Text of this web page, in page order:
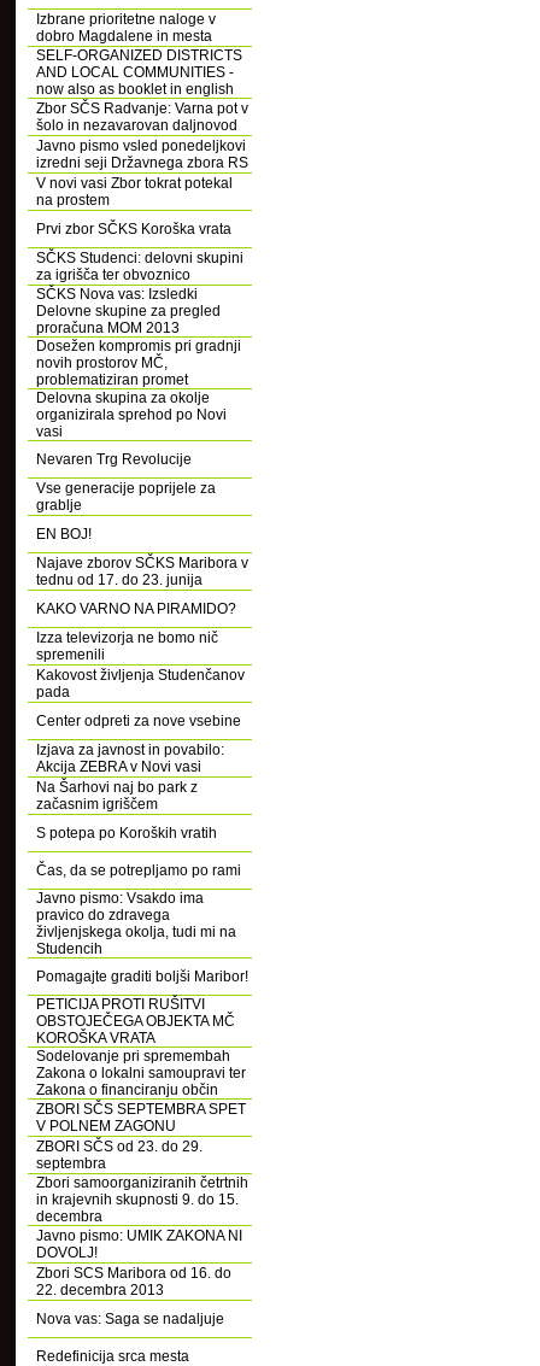
Izbrane prioritetne naloge v
dobro Magdalene in mesta
SELF-ORGANIZED DISTRICTS
AND LOCAL COMMUNITIES -
now also as booklet in english
Zbor SČS Radvanje: Varna pot v
šolo in nezavarovan daljnovod
Javno pismo vsled ponedeljkovi
izredni seji Državnega zbora RS
V novi vasi Zbor tokrat potekal
na prostem
Prvi zbor SČKS Koroška vrata
SČKS Studenci: delovni skupini
za igrišča ter obvoznico
SČKS Nova vas: Izsledki
Delovne skupine za pregled
proračuna MOM 2013
Dosežen kompromis pri gradnji
novih prostorov MČ,
problematiziran promet
Delovna skupina za okolje
organizirala sprehod po Novi
vasi
Nevaren Trg Revolucije
Vse generacije poprijele za
grablje
EN BOJ!
Najave zborov SČKS Maribora v
tednu od 17. do 23. junija
KAKO VARNO NA PIRAMIDO?
Izza televizorja ne bomo nič
spremenili
Kakovost življenja Studenčanov
pada
Center odpreti za nove vsebine
Izjava za javnost in povabilo:
Akcija ZEBRA v Novi vasi
Na Šarhovi naj bo park z
začasnim igriščem
S potepa po Koroških vratih
Čas, da se potrepljamo po rami
Javno pismo: Vsakdo ima
pravico do zdravega
življenjskega okolja, tudi mi na
Studencih
Pomagajte graditi boljši Maribor!
PETICIJA PROTI RUŠITVI
OBSTOJEČEGA OBJEKTA MČ
KOROŠKA VRATA
Sodelovanje pri spremembah
Zakona o lokalni samoupravi ter
Zakona o financiranju občin
ZBORI SČS SEPTEMBRA SPET
V POLNEM ZAGONU
ZBORI SČS od 23. do 29.
septembra
Zbori samoorganiziranih četrtnih
in krajevnih skupnosti 9. do 15.
decembra
Javno pismo: UMIK ZAKONA NI
DOVOLJ!
Zbori SCS Maribora od 16. do
22. decembra 2013
Nova vas: Saga se nadaljuje
Redefinicija srca mesta